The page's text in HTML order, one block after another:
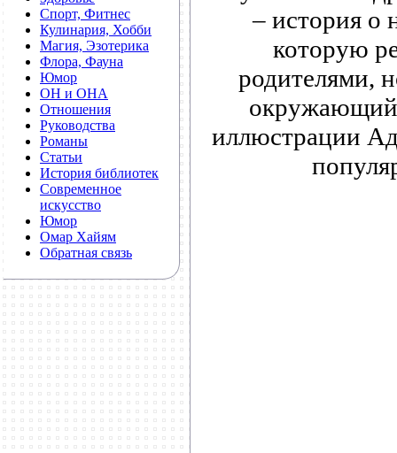
Спорт, Фитнес
Кулинария, Хобби
Магия, Эзотерика
Флора, Фауна
Юмор
ОН и ОНА
Отношения
Руководства
Романы
Статьи
История библиотек
Современное
искусство
Юмор
Омар Хайям
Обратная связь
– история о
которую
родителями,
окружающий
иллюстрации